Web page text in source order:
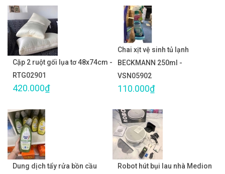
Cặp 2 ruột gối lụa tơ 48x74cm -
RTG02901
420.000₫
Chai xịt vệ sinh tủ lạnh
BECKMANN 250ml -
VSN05902
110.000₫
Dung dịch tẩy rửa bồn cầu Robot hút bụi lau nhà Medion